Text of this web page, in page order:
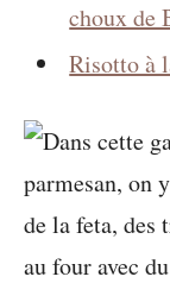
choux de
Risotto à